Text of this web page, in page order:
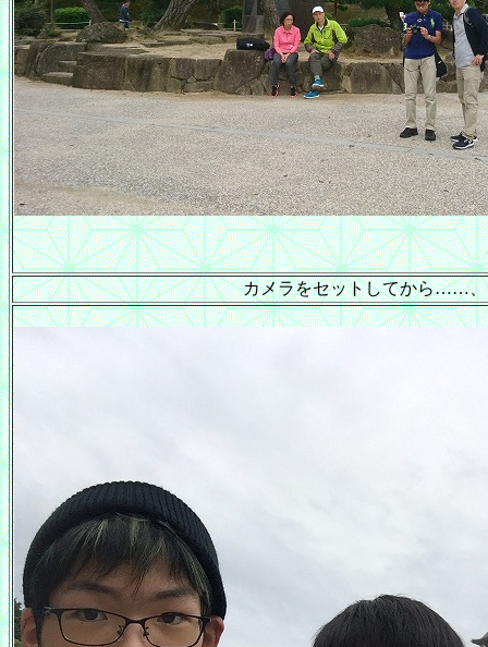
カメラをセットしてから……、